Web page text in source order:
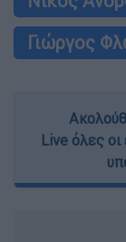
Γιώργος
Live όλες